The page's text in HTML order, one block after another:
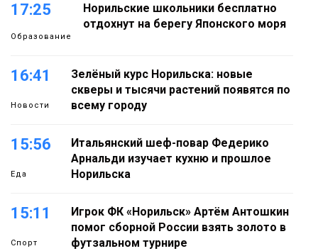
17:25
Образование
Норильские школьники бесплатно
отдохнут на берегу Японского моря
16:41
Новости
Зелёный курс Норильска: новые
скверы и тысячи растений появятся по
всему городу
15:56
Еда
Итальянский шеф-повар Федерико
Арнальди изучает кухню и прошлое
Норильска
15:11
Спорт
Игрок ФК «Норильск» Артём Антошкин
помог сборной России взять золото в
футзальном турнире